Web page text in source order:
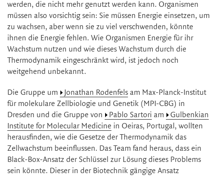
werden, die nicht mehr genutzt werden kann. Organismen
müssen also vorsichtig sein: Sie müssen Energie einsetzen, um
zu wachsen, aber wenn sie zu viel verschwenden, könnte
ihnen die Energie fehlen. Wie Organismen Energie für ihr
Wachstum nutzen und wie dieses Wachstum durch die
Thermodynamik eingeschränkt wird, ist jedoch noch
weitgehend unbekannt.
Die Gruppe um Jonathan Rodenfels am Max-Planck-Institut
für molekulare Zellbiologie und Genetik (MPI-CBG) in
Dresden und die Gruppe von
Pablo Sartori am
Gulbenkian
Institute for Molecular Medicine in Oeiras, Portugal, wollten
herausfinden, wie die Gesetze der Thermodynamik das
Zellwachstum beeinflussen. Das Team fand heraus, dass ein
Black-Box-Ansatz der Schlüssel zur Lösung dieses Problems
sein könnte. Dieser in der Biotechnik gängige Ansatz